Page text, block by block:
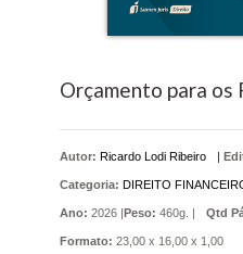
Orçamento para os
Autor: Ricardo Lodi Ribeiro |
Categoria: DIREITO
Ano: 2026 |Peso: 460g. | Qtd
Formato: 23,00 x 16,00 x 1,00